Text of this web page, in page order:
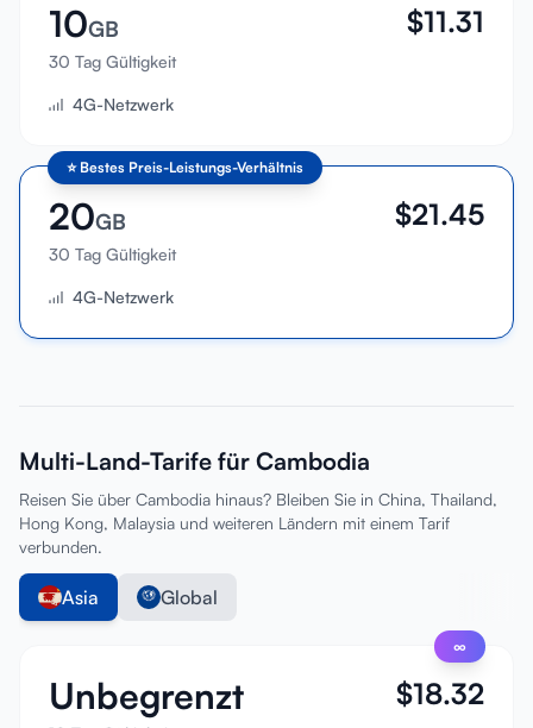
10GB
30 Tag Gültigkeit
$11.31
4G-Netzwerk
⭐ Bestes Preis-Leistungs-Verhältnis
20GB
30 Tag Gültigkeit
$21.45
4G-Netzwerk
Multi-Land-Tarife für Cambodia
Reisen Sie über Cambodia hinaus? Bleiben Sie in China, Thailand,
Hong Kong, Malaysia und weiteren Ländern mit einem Tarif
verbunden.
Asia Global
∞
Unbegrenzt $18.32